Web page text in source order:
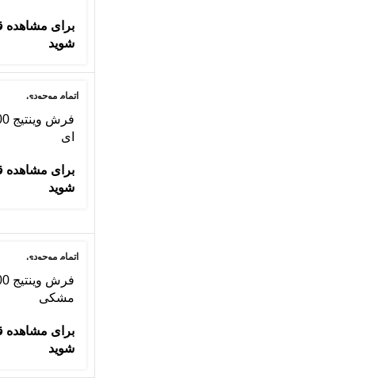
برای مشاهده
شوید
اتمام موجودی
ای
برای مشاهده
شوید
اتمام موجودی
مشکی
برای مشاهده
شوید